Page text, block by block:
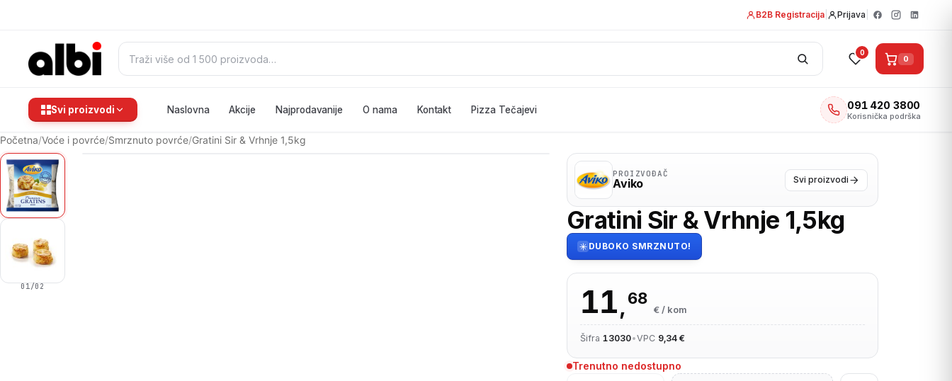
B2B Registracija Prijava
Pretraži: 0
0
Svi proizvodi Naslovna Akcije Najprodavanije O nama Kontakt Pizza Tečajevi 091 420 3800
Korisnička podrška
Početna/Voće i povrće/Smrznuto povrće/Gratini Sir & Vrhnje 1,5kg
PROIZVOĐAČ
Aviko Svi proizvodi
Gratini Sir & Vrhnje 1,5kg
DUBOKO SMRZNUTO!
01/02 11,68
€ / kom
Šifra 13030•VPC 9,34 €
Trenutno nedostupno